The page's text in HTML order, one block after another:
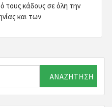
τους κάδους σε όλη την
και των